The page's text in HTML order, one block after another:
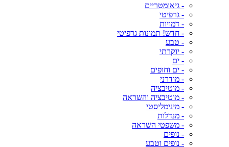
- גיאומטריים
- גרפיטי
- דמויות
- חדש! תמונות גרפיטי
- טבע
- יוקרתי
- ים
- ים וחופים
- מודרני
- מוטיבציה
- מוטיבציה והשראה
- מינימליסטי
- מנדלות
- משפטי השראה
- נופים
- נופים וטבע